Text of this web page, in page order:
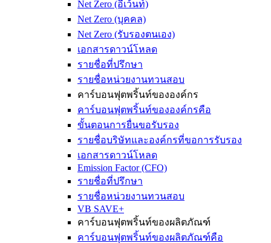
Net Zero (อีเว้นท์)
Net Zero (บุคคล)
Net Zero (รับรองตนเอง)
เอกสารดาวน์โหลด
รายชื่อที่ปรึกษา
รายชื่อหน่วยงานทวนสอบ
คาร์บอนฟุตพริ้นท์ขององค์กร
คาร์บอนฟุตพริ้นท์ขององค์กรคือ
ขั้นตอนการยื่นขอรับรอง
รายชื่อบริษัทและองค์กรที่ขอการรับรอง
เอกสารดาวน์โหลด
Emission Factor (CFO)
รายชื่อที่ปรึกษา
รายชื่อหน่วยงานทวนสอบ
VB SAVE+
คาร์บอนฟุตพริ้นท์ของผลิตภัณฑ์
คาร์บอนฟุตพริ้นท์ของผลิตภัณฑ์คือ